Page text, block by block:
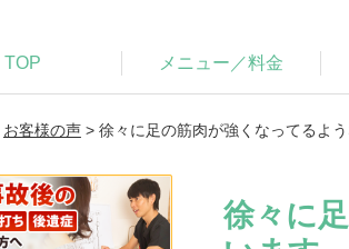
TOP メニュー／料金
お客様の声> 徐々に足の筋肉が強くなってるよう
徐々に